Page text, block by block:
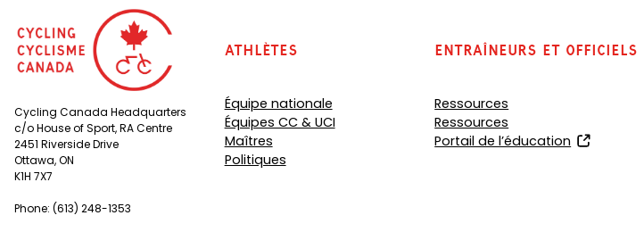
Cycling Canada Headquarters
c/o House of Sport, RA Centre
2451 Riverside Drive
Ottawa, ON
K1H 7X7
Phone: (613) 248-1353
Athlètes
Équipe nationale
Équipes CC & UCI
Maîtres
Politiques
Entraîneurs et officiels
Ressources
Ressources
Portail de l’éducation